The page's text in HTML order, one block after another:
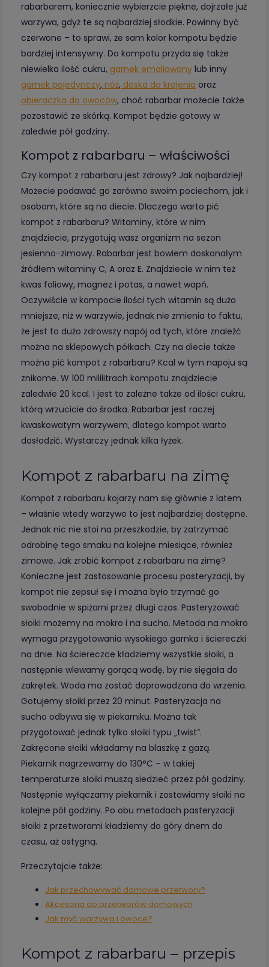
rabarbarem, koniecznie wybierzcie piękne, dojrzałe już
warzywa, gdyż te są najbardziej słodkie. Powinny być
czerwone – to sprawi, że sam kolor kompotu będzie
bardziej intensywny. Do kompotu przyda się także
niewielka ilość cukru, garnek emaliowany lub inny
garnek pojedynczy, nóż, deska do krojenia oraz
obieraczka do owoców, choć rabarbar możecie także
pozostawić ze skórką. Kompot będzie gotowy w
zaledwie pół godziny.
Kompot z rabarbaru – właściwości
Czy kompot z rabarbaru jest zdrowy? Jak najbardziej!
Możecie podawać go zarówno swoim pociechom, jak i
osobom, które są na diecie. Dlaczego warto pić
kompot z rabarbaru? Witaminy, które w nim
znajdziecie, przygotują wasz organizm na sezon
jesienno-zimowy. Rabarbar jest bowiem doskonałym
źródłem witaminy C, A oraz E. Znajdziecie w nim też
kwas foliowy, magnez i potas, a nawet wapń.
Oczywiście w kompocie ilości tych witamin są dużo
mniejsze, niż w warzywie, jednak nie zmienia to faktu,
że jest to dużo zdrowszy napój od tych, które znaleźć
można na sklepowych półkach. Czy na diecie także
można pić kompot z rabarbaru? Kcal w tym napoju są
znikome. W 100 mililitrach kompotu znajdziecie
zaledwie 20 kcal. I jest to zależne także od ilości cukru,
którą wrzucicie do środka. Rabarbar jest raczej
kwaskowatym warzywem, dlatego kompot warto
dosłodzić. Wystarczy jednak kilka łyżek.
Kompot z rabarbaru na zimę
Kompot z rabarbaru kojarzy nam się głównie z latem
– właśnie wtedy warzywo to jest najbardziej dostępne.
Jednak nic nie stoi na przeszkodzie, by zatrzymać
odrobinę tego smaku na kolejne miesiące, również
zimowe. Jak zrobić kompot z rabarbaru na zimę?
Konieczne jest zastosowanie procesu pasteryzacji, by
kompot nie zepsuł się i można było trzymać go
swobodnie w spiżarni przez długi czas. Pasteryzować
słoiki możemy na mokro i na sucho. Metoda na mokro
wymaga przygotowania wysokiego garnka i ściereczki
na dnie. Na ściereczce kładziemy wszystkie słoiki, a
następnie wlewamy gorącą wodę, by nie sięgała do
zakrętek. Woda ma zostać doprowadzona do wrzenia.
Gotujemy słoiki przez 20 minut. Pasteryzacja na
sucho odbywa się w piekarniku. Można tak
przygotować jednak tylko słoiki typu „twist”.
Zakręcone słoiki wkładamy na blaszkę z gazą.
Piekarnik nagrzewamy do 130°C – w takiej
temperaturze słoiki muszą siedzieć przez pół godziny.
Następnie wyłączamy piekarnik i zostawiamy słoiki na
kolejne pół godziny. Po obu metodach pasteryzacji
słoiki z przetworami kładziemy do góry dnem do
czasu, aż ostygną.
Przeczytajcie także:
Jak przechowywać domowe przetwory?
Akcesoria do przetworów domowych
Jak myć warzywa i owoce?
Kompot z rabarbaru – przepis